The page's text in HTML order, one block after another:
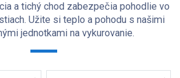
a tichý chod zabezpečia pohodlie vo
Užite si teplo a pohodu s našimi
jednotkami na vykurovanie.